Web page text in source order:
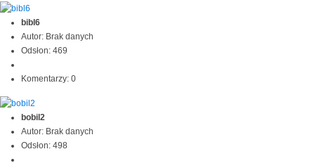
bibl6
Autor: Brak danych
Odsłon: 469
Komentarzy: 0
bobil2
Autor: Brak danych
Odsłon: 498